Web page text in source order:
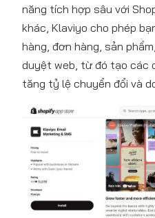
năng tích hợp sâu với
khác, Klaviyo cho phép
hàng, đơn hàng, sản
duyệt web, từ đó tạo các
tăng tỷ lệ chuyển đổi và